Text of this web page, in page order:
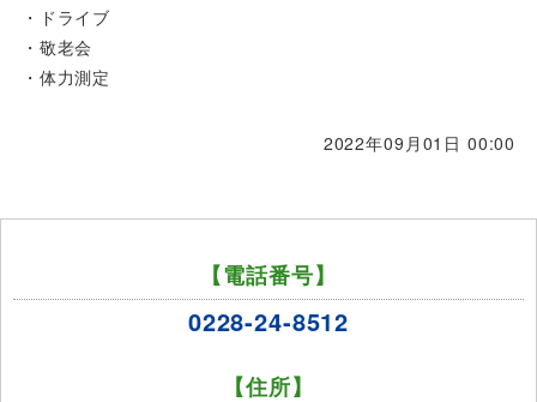
・ドライブ
・敬老会
・体力測定
2022年09月01日 00:00
【電話番号】
0228-24-8512
【住所】